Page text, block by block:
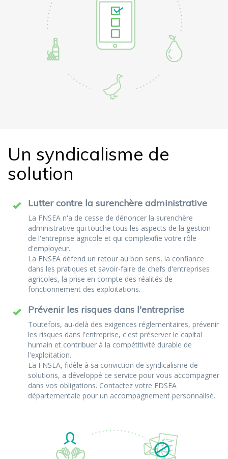
Un syndicalisme de
solution
Lutter contre la surenchère administrative
La FNSEA n'a de cesse de dénoncer la surenchère
administrative qui touche tous les aspects de la gestion
de l'entreprise agricole et qui complexifie votre rôle
d'employeur.
La FNSEA défend un retour au bon sens, la confiance
dans les pratiques et savoir-faire de chefs d'entreprises
agricoles, la prise en compte des réalités de
fonctionnement des exploitations.
Prévenir les risques dans l'entreprise
Toutefois, au-delà des exigences réglementaires, prévenir
les risques dans l'entreprise, c'est préserver le capital
humain et contribuer à la compétitivité durable de
l'exploitation.
La FNSEA, fidèle à sa conviction de syndicalisme de
solutions, a développé ce service pour vous accompagner
dans vos obligations. Contactez votre FDSEA
départementale pour un accompagnement personnalisé.